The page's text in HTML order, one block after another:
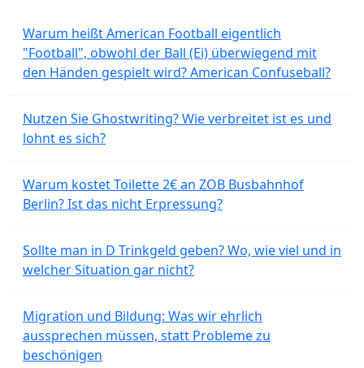
Warum heißt American Football eigentlich
"Football", obwohl der Ball (Ei) überwiegend mit
den Händen gespielt wird? American Confuseball?
Nutzen Sie Ghostwriting? Wie verbreitet ist es und
lohnt es sich?
Warum kostet Toilette 2€ an ZOB Busbahnhof
Berlin? Ist das nicht Erpressung?
Sollte man in D Trinkgeld geben? Wo, wie viel und in
welcher Situation gar nicht?
Migration und Bildung: Was wir ehrlich
aussprechen müssen, statt Probleme zu
beschönigen